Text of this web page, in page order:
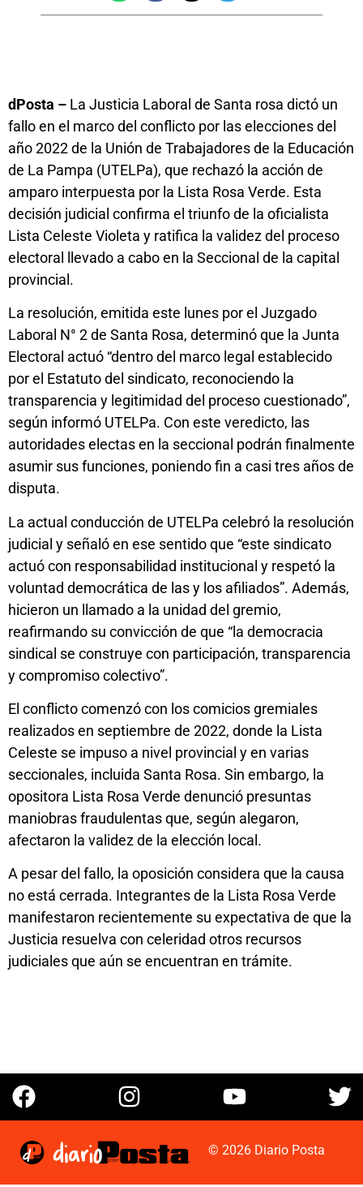
dPosta – La Justicia Laboral de Santa rosa dictó un
fallo en el marco del conflicto por las elecciones del
año 2022 de la Unión de Trabajadores de la Educación
de La Pampa (UTELPa), que rechazó la acción de
amparo interpuesta por la Lista Rosa Verde. Esta
decisión judicial confirma el triunfo de la oficialista
Lista Celeste Violeta y ratifica la validez del proceso
electoral llevado a cabo en la Seccional de la capital
provincial.
La resolución, emitida este lunes por el Juzgado
Laboral N° 2 de Santa Rosa, determinó que la Junta
Electoral actuó “dentro del marco legal establecido
por el Estatuto del sindicato, reconociendo la
transparencia y legitimidad del proceso cuestionado”,
según informó UTELPa. Con este veredicto, las
autoridades electas en la seccional podrán finalmente
asumir sus funciones, poniendo fin a casi tres años de
disputa.
La actual conducción de UTELPa celebró la resolución
judicial y señaló en ese sentido que “este sindicato
actuó con responsabilidad institucional y respetó la
voluntad democrática de las y los afiliados”. Además,
hicieron un llamado a la unidad del gremio,
reafirmando su convicción de que “la democracia
sindical se construye con participación, transparencia
y compromiso colectivo”.
El conflicto comenzó con los comicios gremiales
realizados en septiembre de 2022, donde la Lista
Celeste se impuso a nivel provincial y en varias
seccionales, incluida Santa Rosa. Sin embargo, la
opositora Lista Rosa Verde denunció presuntas
maniobras fraudulentas que, según alegaron,
afectaron la validez de la elección local.
A pesar del fallo, la oposición considera que la causa
no está cerrada. Integrantes de la Lista Rosa Verde
manifestaron recientemente su expectativa de que la
Justicia resuelva con celeridad otros recursos
judiciales que aún se encuentran en trámite.
© 2026 Diario Posta